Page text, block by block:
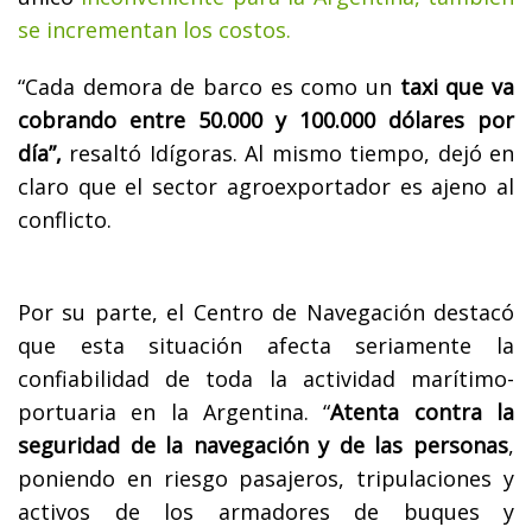
se incrementan los costos.
“Cada demora de barco es como un taxi que va
cobrando entre 50.000 y 100.000 dólares por
día”, resaltó Idígoras. Al mismo tiempo, dejó en
claro que el sector agroexportador es ajeno al
conflicto.
Por su parte, el Centro de Navegación destacó
que esta situación afecta seriamente la
confiabilidad de toda la actividad marítimo-
portuaria en la Argentina. “Atenta contra la
seguridad de la navegación y de las personas,
poniendo en riesgo pasajeros, tripulaciones y
activos de los armadores de buques y